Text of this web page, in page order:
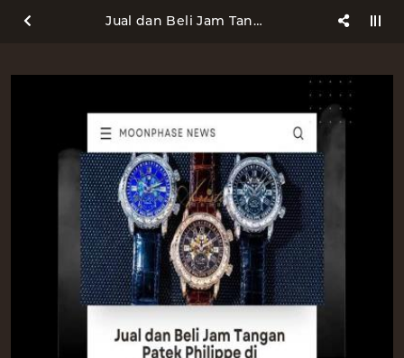
Jual dan Beli Jam Tangan Patek Philippe di Moonphase Watches